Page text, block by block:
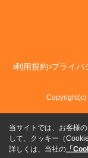
利用規約 プライバ
Copyright(c)
当サイトでは、お客様
して、クッキー（
詳しくは、当社の 「